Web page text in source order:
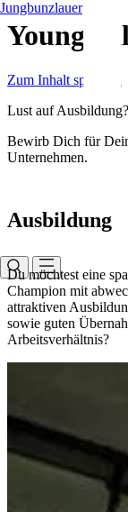
Young
Zum Inhalt springen
Jungbunzlauer
Lust auf Ausbildung?
Bewirb Dich für
Unternehmen.
Ausbildung
Du möchtest eine
Champion mit
attraktiven
sowie guten
Arbeitsverhältnis?